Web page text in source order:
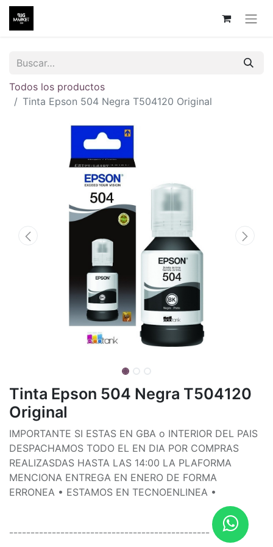
Todos los productos
Tinta Epson 504 Negra T504120 Original
Tinta Epson 504 Negra T504120
Original
IMPORTANTE SI ESTAS EN GBA o INTERIOR DEL PAIS
DESPACHAMOS TODO EL EN DIA POR COMPRAS
REALIZASDAS HASTA LAS 14:00 LA PLAFORMA
MENCIONA ENTREGA EN ENERO DE FORMA
ERRONEA • ESTAMOS EN TECNOENLINEA •
¯¯¯¯¯¯¯¯¯¯¯¯¯¯¯¯¯¯¯¯¯¯¯¯¯¯¯¯¯¯¯¯¯¯¯¯¯¯¯¯¯¯¯¯¯¯¯